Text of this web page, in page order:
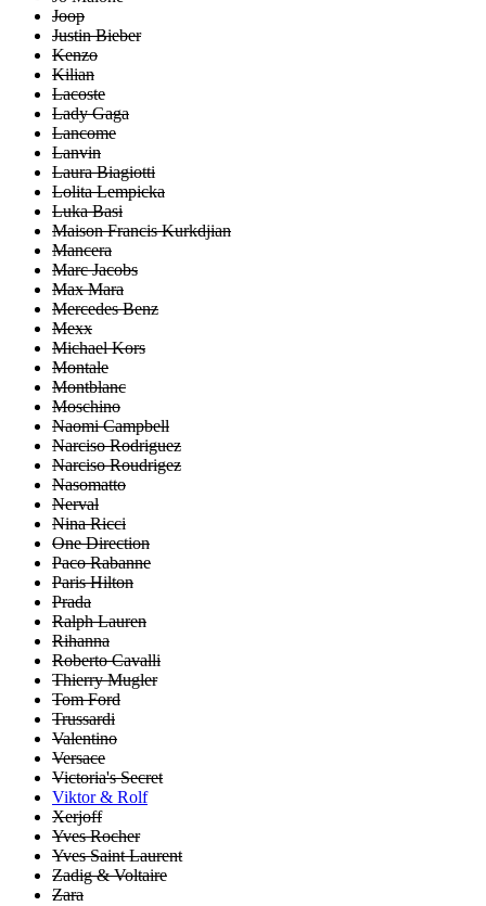
Joop
Justin Bieber
Kenzo
Kilian
Lacoste
Lady Gaga
Lancome
Lanvin
Laura Biagiotti
Lolita Lempicka
Luka Basi
Maison Francis Kurkdjian
Mancera
Marc Jacobs
Max Mara
Mercedes Benz
Mexx
Michael Kors
Montale
Montblanc
Moschino
Naomi Campbell
Narciso Rodriguez
Narciso Roudrigez
Nasomatto
Nerval
Nina Ricci
One Direction
Paco Rabanne
Paris Hilton
Prada
Ralph Lauren
Rihanna
Roberto Cavalli
Thierry Mugler
Tom Ford
Trussardi
Valentino
Versace
Victoria's Secret
Viktor & Rolf
Xerjoff
Yves Rocher
Yves Saint Laurent
Zadig & Voltaire
Zara